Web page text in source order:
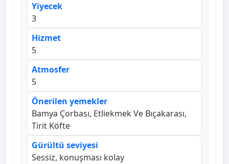
Yiyecek
3
Hizmet
5
Atmosfer
5
Önerilen yemekler
Bamya Çorbası, Etliekmek Ve Bıçakarası,
Tirit Köfte
Gürültü seviyesi
Sessiz, konuşması kolay